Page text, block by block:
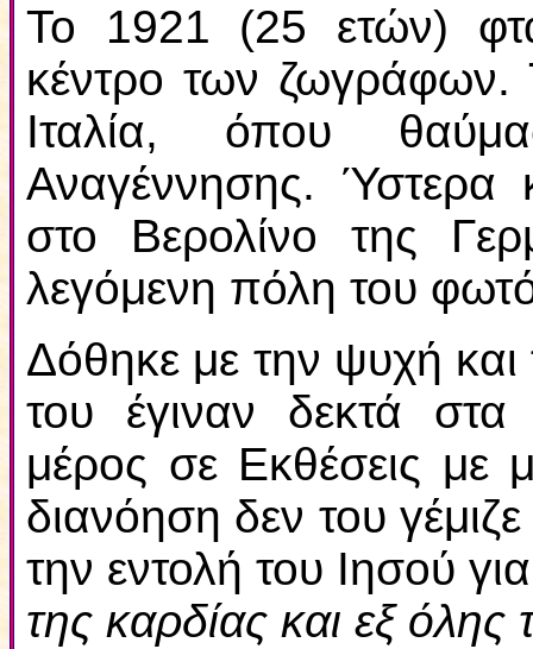
Το 1921 (25 ετών)
κέντρο των ζωγράφων.
Ιταλία, όπου
Αναγέννησης. Ύστερα
στο Βερολίνο της
λεγόμενη πόλη του
Δόθηκε με την ψυχή
του έγιναν δεκτά στα
μέρος σε Εκθέσεις με
διανόηση δεν του
την εντολή του Ιησού
της καρδίας και εξ όλης